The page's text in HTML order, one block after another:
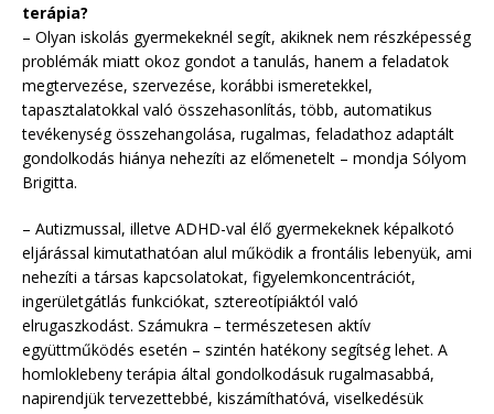
terápia?
– Olyan iskolás gyermekeknél segít, akiknek nem részképesség
problémák miatt okoz gondot a tanulás, hanem a feladatok
megtervezése, szervezése, korábbi ismeretekkel,
tapasztalatokkal való összehasonlítás, több, automatikus
tevékenység összehangolása, rugalmas, feladathoz adaptált
gondolkodás hiánya nehezíti az előmenetelt – mondja Sólyom
Brigitta.
– Autizmussal, illetve ADHD-val élő gyermekeknek képalkotó
eljárással kimutathatóan alul működik a frontális lebenyük, ami
nehezíti a társas kapcsolatokat, figyelemkoncentrációt,
ingerületgátlás funkciókat, sztereotípiáktól való
elrugaszkodást. Számukra – természetesen aktív
együttműködés esetén – szintén hatékony segítség lehet. A
homloklebeny terápia által gondolkodásuk rugalmasabbá,
napirendjük tervezettebbé, kiszámíthatóvá, viselkedésük